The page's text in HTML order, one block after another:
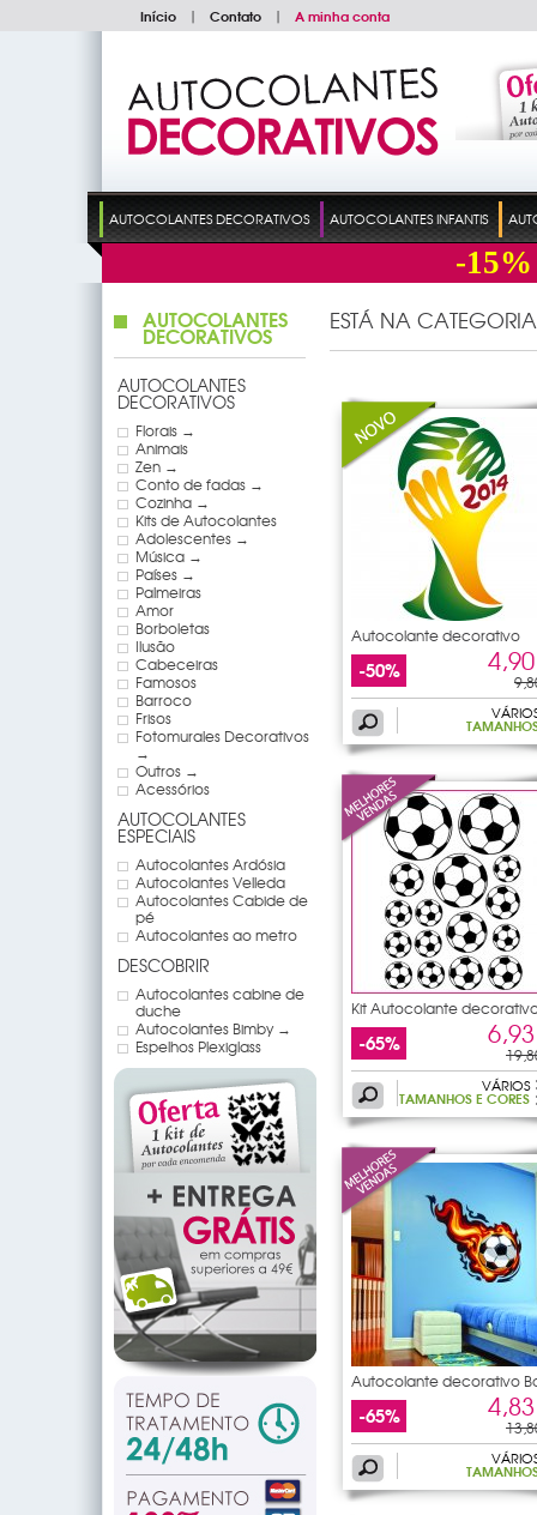
Início | Contato | A minha conta
AUTOCOLANTES DECORATIVOS AUTOCOLANTES INFANTIS
-15%
AUTOCOLANTES
DECORATIVOS
AUTOCOLANTES
DECORATIVOS
Florais →
Animais
Zen →
Conto de fadas →
Cozinha →
Kits de Autocolantes
Adolescentes →
Música →
Países →
Palmeiras
Amor
Borboletas
Ilusão
Cabeceiras
Famosos
Barroco
Frisos
Fotomurales Decorativos
→
Outros →
Acessórios
AUTOCOLANTES
ESPECIAIS
Autocolantes Ardósia
Autocolantes Velleda
Autocolantes Cabide de
pé
Autocolantes ao metro
DESCOBRIR
Autocolantes cabine de
duche
Autocolantes Bimby →
Espelhos Plexiglass
ESTÁ NA
Autocolante decorativo
Copa do
-50%
Kit Autocolante
16
-65%
VÁRIOS
TAMANHOS E CORES
Autocolante decorativo
de
-65%